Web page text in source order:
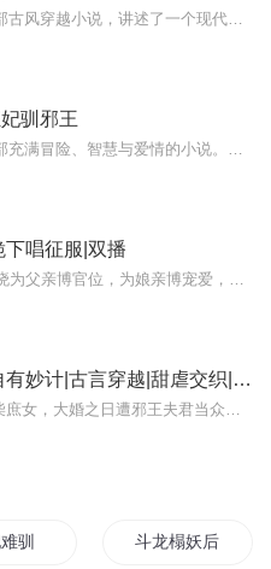
驯邪王
唱征服|双播
邪王难驯？狂妃自有妙计|古言穿越|甜虐交织|爽文
驯 斗龙榻妖后难驯